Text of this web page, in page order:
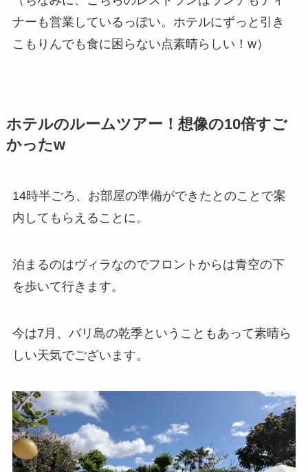
ナーも営業しているっぽい。ホテルにずっと引き
こもりんでも食に困らない点素晴らしい！w）
ホテルのルームツアー！想像の10倍すご
かったw
14時半ごろ、お部屋の準備ができたとのことで案
内してもらえることに。
泊まるのはヴィラなのでフロントからは青空の下
を歩いて行きます。
今は7月、バリ島の乾季ということもあって素晴ら
しい天気でございます。